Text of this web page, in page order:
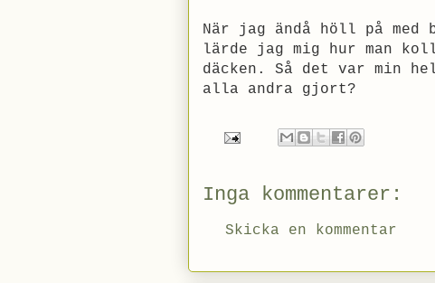
När jag ändå höll på
lärde jag mig hur man
däcken. Så det var min
alla andra gjort?
Inga kommentarer:
Skicka en kommentar